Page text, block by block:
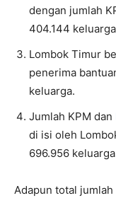
dengan jumlah
404.144
Lombok Timur
penerima
keluarga.
Jumlah KPM dan
di isi oleh
696.956
Adapun total jumlah